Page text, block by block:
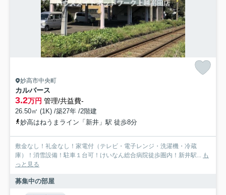
妙高市中央町
カルバース
3.2万円 管理/共益費-
26.50㎡ (1K) /築27年 /2階建
妙高はねうまライン「新井」駅 徒歩8分
敷金なし！礼金なし！家電付（テレビ・電子レンジ・洗濯機・冷蔵
庫）！消雪設備！駐車１台可！けいなん総合病院徒歩圏内！新井駅...
も
っと見る
募集中の部屋